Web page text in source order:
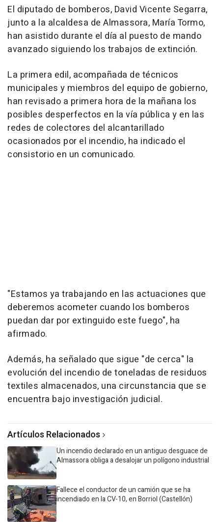
El diputado de bomberos, David Vicente Segarra,
junto a la alcaldesa de Almassora, María Tormo,
han asistido durante el día al puesto de mando
avanzado siguiendo los trabajos de extinción.
La primera edil, acompañada de técnicos
municipales y miembros del equipo de gobierno,
han revisado a primera hora de la mañana los
posibles desperfectos en la vía pública y en las
redes de colectores del alcantarillado
ocasionados por el incendio, ha indicado el
consistorio en un comunicado.
"Estamos ya trabajando en las actuaciones que
deberemos acometer cuando los bomberos
puedan dar por extinguido este fuego", ha
afirmado.
Además, ha señalado que sigue "de cerca" la
evolución del incendio de toneladas de residuos
textiles almacenados, una circunstancia que se
encuentra bajo investigación judicial.
Artículos Relacionados
Un incendio declarado en un antiguo desguace de
Almassora obliga a desalojar un polígono industrial
Fallece el conductor de un camión que se ha
incendiado en la CV-10, en Borriol (Castellón)